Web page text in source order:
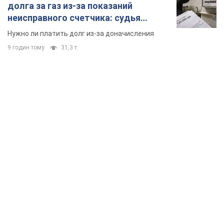
долга за газ из-за показаний
неисправного счетчика: судья
вынес неожиданное решение
Нужно ли платить долг из-за доначисления
9 годин тому 31,3 т.